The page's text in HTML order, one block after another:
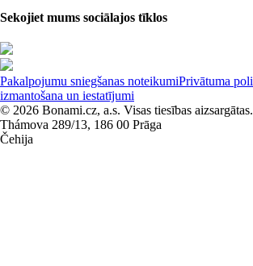
Sekojiet mums sociālajos tīklos
Pakalpojumu sniegšanas noteikumiPrivātuma
izmantošana un iestatījumi
© 2026 Bonami.cz, a.s. Visas tiesības aizsargātas.
Thámova 289/13, 186 00 Prāga
Čehija